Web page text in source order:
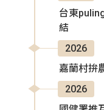
台東
結
2026
嘉蘭村拚
2026